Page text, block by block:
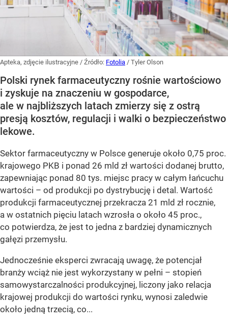
Apteka, zdjęcie ilustracyjne / Źródło: Fotolia / Tyler Olson
Polski rynek farmaceutyczny rośnie wartościowo
i zyskuje na znaczeniu w gospodarce,
ale w najbliższych latach zmierzy się z ostrą
presją kosztów, regulacji i walki o bezpieczeństwo
lekowe.
Sektor farmaceutyczny w Polsce generuje około 0,75 proc.
krajowego PKB i ponad 26 mld zł wartości dodanej brutto,
zapewniając ponad 80 tys. miejsc pracy w całym łańcuchu
wartości – od produkcji po dystrybucję i detal. Wartość
produkcji farmaceutycznej przekracza 21 mld zł rocznie,
a w ostatnich pięciu latach wzrosła o około 45 proc.,
co potwierdza, że jest to jedna z bardziej dynamicznych
gałęzi przemysłu.
Jednocześnie eksperci zwracają uwagę, że potencjał
branży wciąż nie jest wykorzystany w pełni – stopień
samowystarczalności produkcyjnej, liczony jako relacja
krajowej produkcji do wartości rynku, wynosi zaledwie
około jedną trzecią, co...